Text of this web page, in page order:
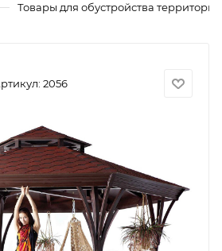
Товары для обустройства территории
2056